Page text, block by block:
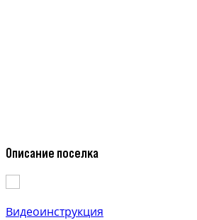
Описание поселка
Видеоинструкция